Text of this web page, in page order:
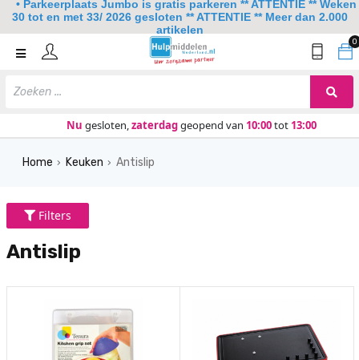
0
Nu gesloten,zaterdaggeopend van 10:00tot 13:00
Home
Lezen en schrijven
Meer
Contact
Home › Keuken › Antislip
Filters
Antislip
• Parkeerplaats Jumbo is gratis parkeren ** ATTENTIE ** Weken
30 tot en met 33/ 2026 gesloten ** ATTENTIE ** Meer dan 2.000
artikelen